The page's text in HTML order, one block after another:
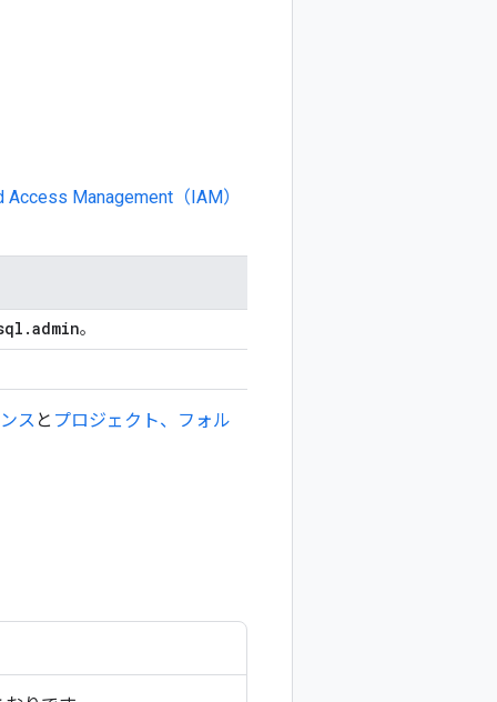
Access Management（IAM）
.admin。
ス と プロジェクト、フォル